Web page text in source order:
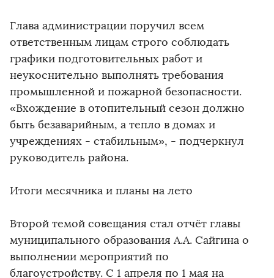
Глава администрации поручил всем
ответственным лицам строго соблюдать
графики подготовительных работ и
неукоснительно выполнять требования
промышленной и пожарной безопасности.
«Вхождение в отопительный сезон должно
быть безаварийным, а тепло в домах и
учреждениях - стабильным», - подчеркнул
руководитель района.
Итоги месячника и планы на лето
Второй темой совещания стал отчёт главы
муниципального образования А.А. Сайгина о
выполнении мероприятий по
благоустройству. С 1 апреля по 1 мая на